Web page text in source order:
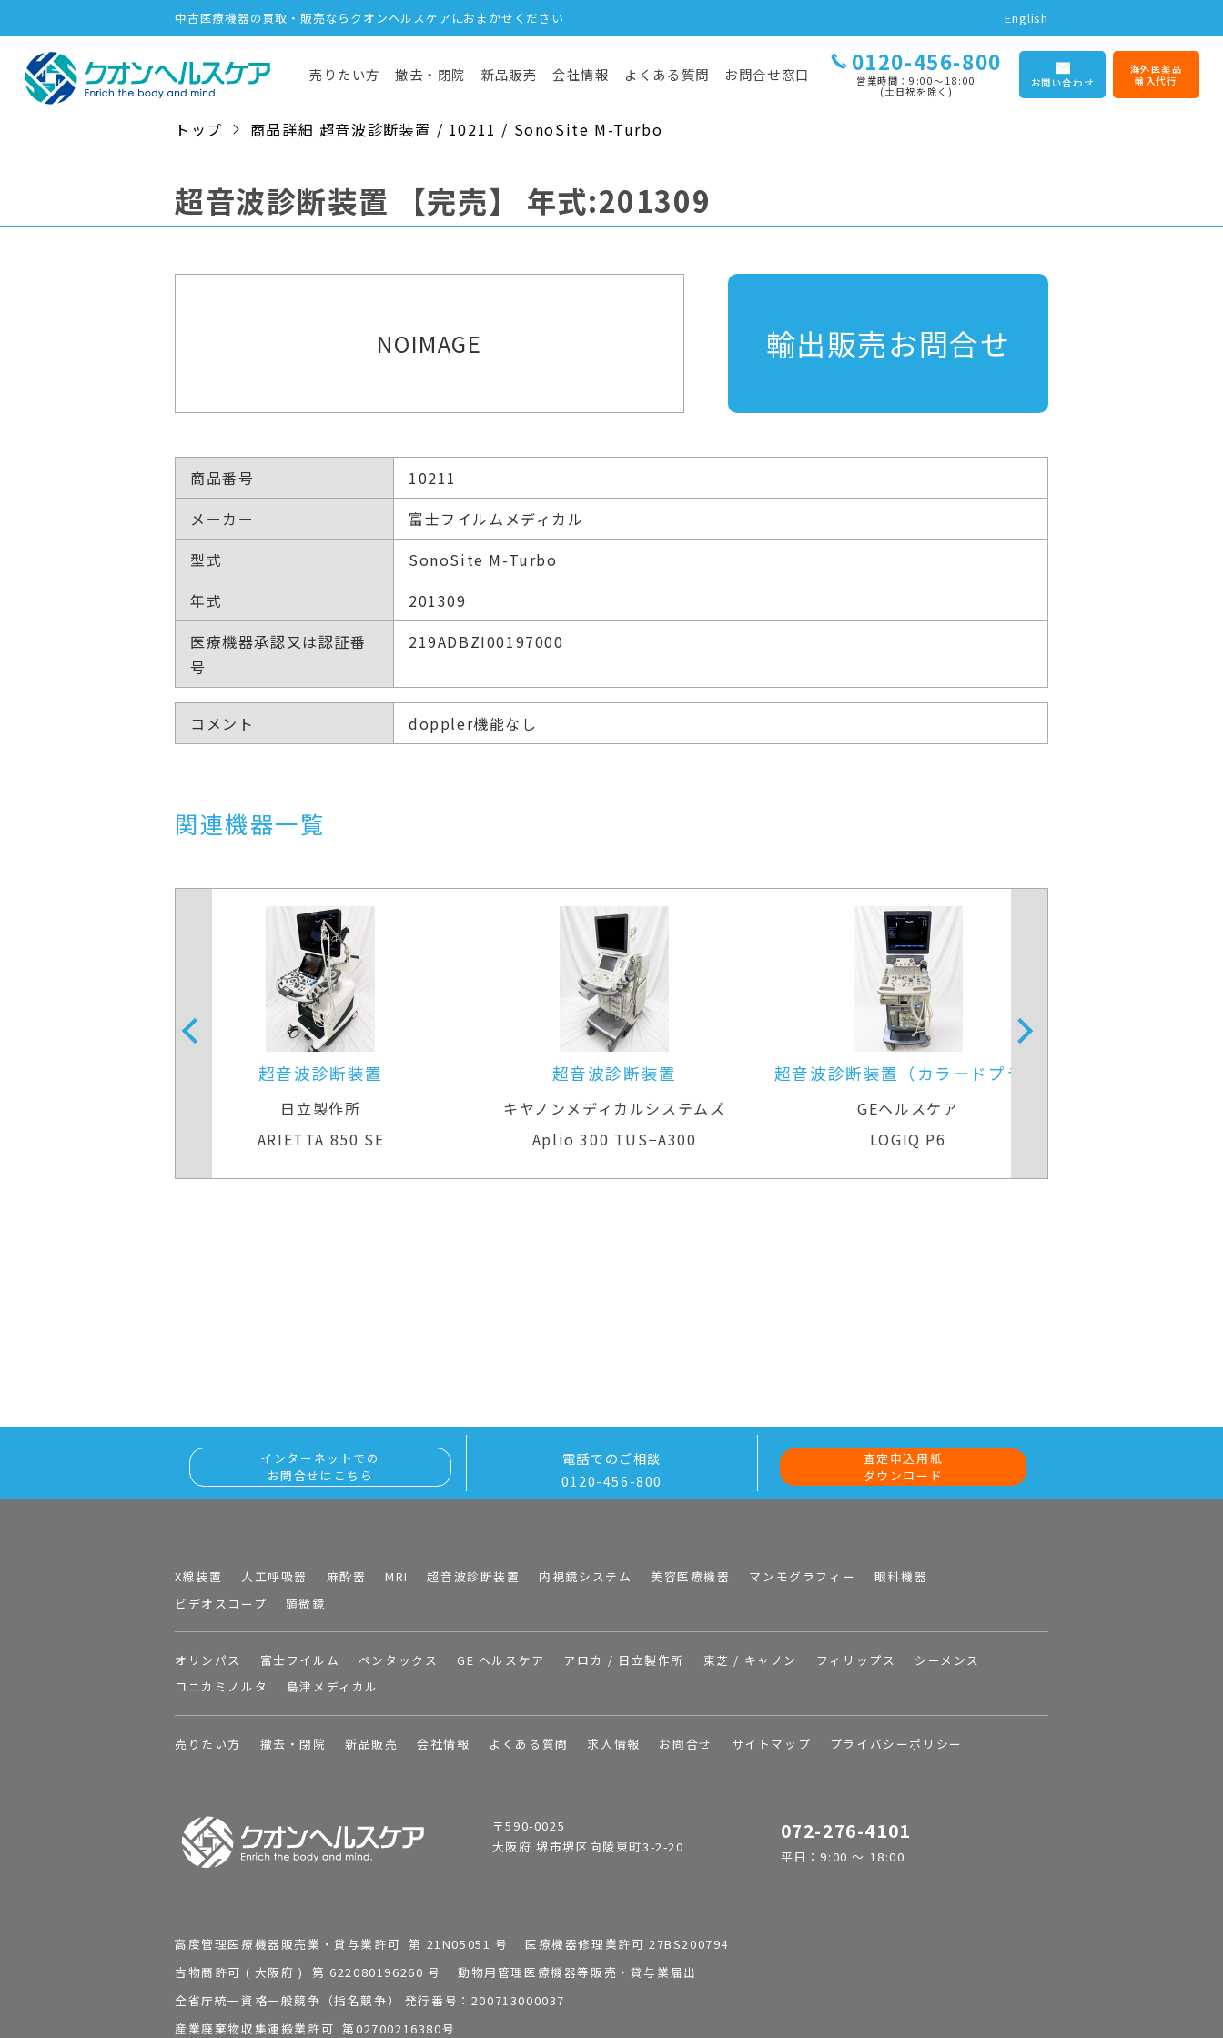
中古医療機器の買取・販売ならクオンヘルスケアにおまかせください English
売りたい方 撤去・閉院 新品販売 会社情報 よくある質問 お問合せ窓口 0120-456-800
営業時間：9:00〜18:00
(土日祝を除く)
お問い合わせ
海外医薬品
輸入代行
トップ 商品詳細 超音波診断装置 / 10211 / SonoSite M-Turbo
超音波診断装置 【完売】 年式:201309
NOIMAGE 輸出販売お問合せ
商品番号
10211
メーカー
富士フイルムメディカル
型式
SonoSite M-Turbo
年式
201309
医療機器承認又は認証番
号
219ADBZI00197000
コメント doppler機能なし
関連機器一覧
超音波診断装置
日立製作所
ARIETTA 850 SE
超音波診断装置
キヤノンメディカルシステムズ
Aplio 300 TUS−A300
超音波診断装置（カラードプラ）
GEヘルスケア
LOGIQ P6
インターネットでの
お問合せはこちら
電話でのご相談
0120-456-800
査定申込用紙
ダウンロード
X線装置 人工呼吸器 麻酔器 MRI 超音波診断装置 内視鏡システム 美容医療機器 マンモグラフィー
眼科機器
ビデオスコープ
顕微鏡
オリンパス 富士フイルム ペンタックス GE ヘルスケア アロカ / 日立製作所 東芝 / キャノン フィリップス
シーメンス
コニカミノルタ
島津メディカル
売りたい方 撤去・閉院 新品販売 会社情報 よくある質問 求人情報 お問合せ サイトマップ プライバシーポリシー
〒590-0025
大阪府 堺市堺区向陵東町3-2-20
072-276-4101
平日：9:00 ～ 18:00
高度管理医療機器販売業・貸与業許可 第 21N05051 号 医療機器修理業許可 27BS200794
古物商許可 ( 大阪府 ) 第 622080196260 号 動物用管理医療機器等販売・貸与業届出
全省庁統一資格一般競争（指名競争） 発行番号：200713000037
産業廃棄物収集運搬業許可 第02700216380号